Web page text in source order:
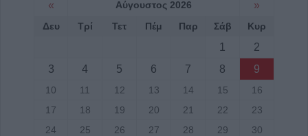
« Αύγουστος 2026 »
Δευ Τρί Τετ Πέμ Παρ Σάβ Κυρ
1
2
3
4 5 6 7 8 9
10 11 12 13 14 15
16
17
18 19 20 21 22
23
24
25 26 27 28 29
30